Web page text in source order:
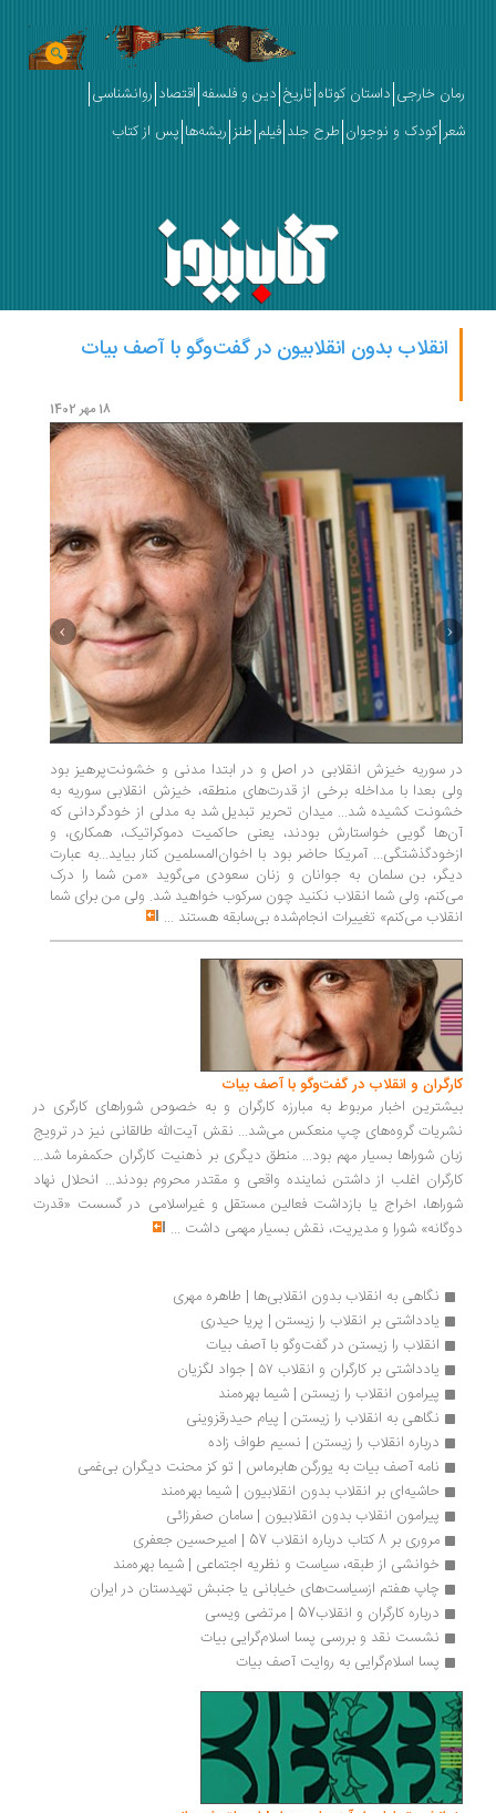
رمان خارجی داستان کوتاه تاریخ دین و فلسفه اقتصاد روانشناسی
شعر کودک و نوجوان طرح جلد فیلم طنز ریشه‌ها پس از کتاب
انقلاب بدون انقلابیون در گفت‌وگو با آصف بیات
18 مهر 1402
در سوریه خیزش انقلابی در اصل و در ابتدا مدنی و خشونت‌پرهیز بود
ولی بعدا با مداخله برخی از قدرت‌های منطقه، خیزش انقلابی سوریه به
خشونت کشیده شد... میدان تحریر تبدیل شد به مدلی از خودگردانی که
آن‌ها گویی خواستارش بودند، یعنی حاکمیت دموکراتیک، همکاری، و
ازخودگذشتگی... آمریکا حاضر بود با اخوان‌المسلمین کنار بیاید...به عبارت
دیگر، بن سلمان به جوانان و زنان سعودی می‌گوید «من شما را درک
می‌کنم، ولی شما انقلاب نکنید چون سرکوب خواهید شد. ولی من برای شما
انقلاب می‌کنم» تغییرات انجام‌شده بی‌سابقه هستند ...
کارگران و انقلاب در گفت‌وگو با آصف بیات
بیشترین اخبار مربوط به مبارزه کارگران و به خصوص شوراهای کارگری در
نشریات گروه‌های چپ منعکس می‌شد... نقش آیت‌الله طالقانی نیز در ترویج
زبان شوراها بسیار مهم بود... منطق دیگری بر ذهنیت کارگران حکمفرما شد...
کارگران اغلب از داشتن نماینده واقعی و مقتدر محروم بودند... انحلال نهاد
شوراها، اخراج یا بازداشت فعالین مستقل و غیراسلامی در گسست «قدرت
دوگانه» شورا و مدیریت، نقش بسیار مهمی داشت ...
نگاهی به انقلاب بدون انقلابی‌ها | طاهره مهری
یادداشتی بر انقلاب را زیستن | پریا حیدری
انقلاب را زیستن در گفت‌‏وگو با آصف بیات
یادداشتی بر کارگران و انقلاب ۵۷ | جواد لگزیان
پیرامون انقلاب را زیستن | شیما بهره‌مند
نگاهی به انقلاب را زیستن | پیام حیدرقزوینی
درباره انقلاب را زیستن | نسیم طواف زاده
نامه آصف بیات به یورگن هابرماس | تو کز محنت دیگران بی‌غمی
حاشیه‌ای بر انقلاب بدون انقلابیون | شیما بهره‌مند
پیرامون انقلاب بدون انقلابیون | سامان صفرزائی
مروری بر 8 کتاب درباره انقلاب 57 | امیرحسین جعفری
خوانشی از طبقه، سیاست و نظریه اجتماعی | شیما بهره‌مند
چاپ هفتم ازسیاست‌های خیابانی یا جنبش تهیدستان در ایران
درباره کارگران و انقلاب57 | مرتضی ویسی
نشست نقد و بررسی پسا اسلام‌گرایی بیات
پسا اسلام‌گرایی به روایت آصف بیات